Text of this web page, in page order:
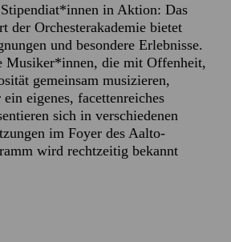
in Aktion: Das
der Orchesterakademie bietet
und besondere Erlebnisse.
Musiker*innen, die mit Offenheit,
gemeinsam musizieren,
ein eigenes, facettenreiches
sich in verschiedenen
im Foyer des Aalto-
wird rechtzeitig bekannt